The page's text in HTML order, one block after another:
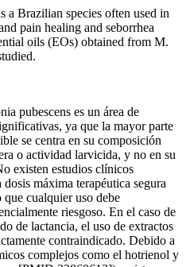
a Brazilian species often used in
pain healing and seborrhea
oils (EOs) obtained from M.
pubescens es un área de
ya que la mayor parte
se centra en su composición
o actividad larvicida, y no en su
existen estudios clínicos
máxima terapéutica segura
cualquier uso debe
riesgoso. En el caso de
de lactancia, el uso de extractos
contraindicado. Debido a
complejos como el hotrienol y